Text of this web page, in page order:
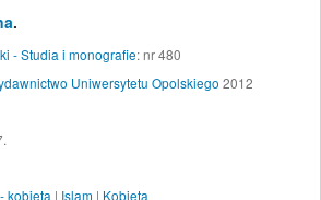
.
- Studia i monografie: nr 480
Uniwersytetu Opolskiego 2012
kobieta | Islam | Kobieta